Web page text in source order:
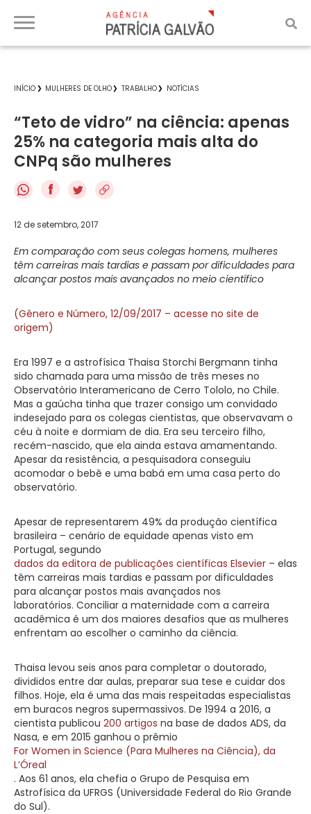
INÍCIO MULHERES DE OLHO TRABALHO NOTÍCIAS
“Teto de vidro” na ciência: apenas
25% na categoria mais alta do
CNPq são mulheres
f
12 de setembro, 2017
Em comparação com seus colegas homens, mulheres
têm carreiras mais tardias e passam por dificuldades para
alcançar postos mais avançados no meio científico
(Gênero e Número, 12/09/2017 – acesse no site de
origem)
Era 1997 e a astrofísica Thaisa Storchi Bergmann tinha
sido chamada para uma missão de três meses no
Observatório Interamericano de Cerro Tololo, no Chile.
Mas a gaúcha tinha que trazer consigo um convidado
indesejado para os colegas cientistas, que observavam o
céu à noite e dormiam de dia. Era seu terceiro filho,
recém-nascido, que ela ainda estava amamentando.
Apesar da resistência, a pesquisadora conseguiu
acomodar o bebê e uma babá em uma casa perto do
observatório.
Apesar de representarem 49% da produção científica
brasileira – cenário de equidade apenas visto em
Portugal, segundo
dados da editora de publicações científicas Elsevier – elas
têm carreiras mais tardias e passam por dificuldades
para alcançar postos mais avançados nos
laboratórios. Conciliar a maternidade com a carreira
acadêmica é um dos maiores desafios que as mulheres
enfrentam ao escolher o caminho da ciência.
Thaisa levou seis anos para completar o doutorado,
divididos entre dar aulas, preparar sua tese e cuidar dos
filhos. Hoje, ela é uma das mais respeitadas especialistas
em buracos negros supermassivos. De 1994 a 2016, a
cientista publicou 200 artigos na base de dados ADS, da
Nasa, e em 2015 ganhou o prêmio
For Women in Science (Para Mulheres na Ciência), da
L’Óreal
. Aos 61 anos, ela chefia o Grupo de Pesquisa em
Astrofísica da UFRGS (Universidade Federal do Rio Grande
do Sul).